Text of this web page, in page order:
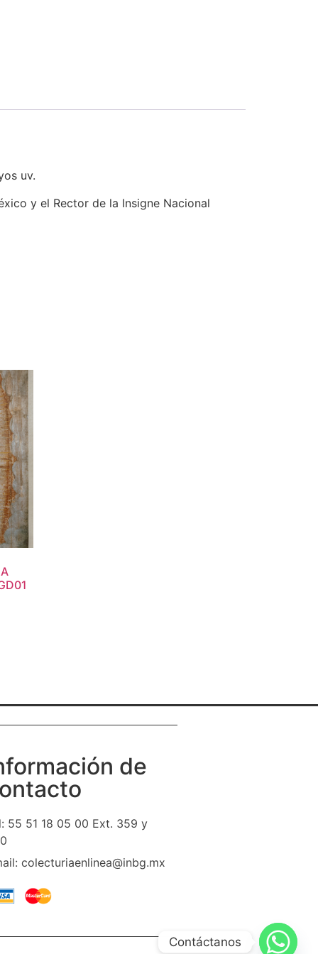
uv.
y el Rector de la Insigne Nacional
de
55 51 18 05 00 Ext. 359 y
colecturiaenlinea@inbg.mx
Contáctanos